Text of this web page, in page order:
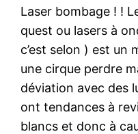
Laser bombage ! !
quest ou lasers à
c’est selon ) est un
une cirque perdre
déviation avec des
ont tendances à
blancs et donc à